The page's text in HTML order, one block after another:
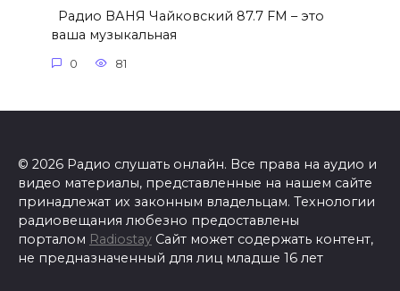
Радио ВАНЯ Чайковский 87.7 FM – это
ваша музыкальная
0 81
© 2026 Радио слушать онлайн. Все права на аудио и
видео материалы, представленные на нашем сайте
принадлежат их законным владельцам. Технологии
радиовещания любезно предоставлены
порталом Radiostay Сайт может содержать контент,
не предназначенный для лиц младше 16 лет